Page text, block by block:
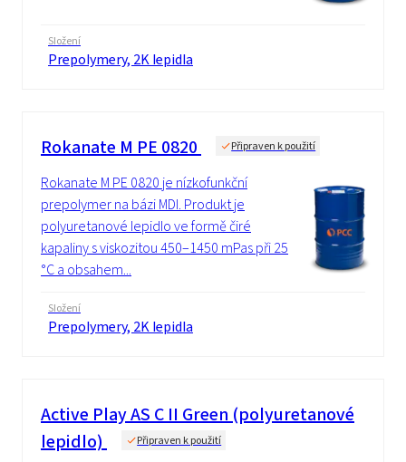
Složení
Prepolymery, 2K lepidla
Rokanate M PE 0820 Připraven k použití
Rokanate M PE 0820 je nízkofunkční
prepolymer na bázi MDI. Produkt je
polyuretanové lepidlo ve formě čiré
kapaliny s viskozitou 450–1450 mPas při 25
°C a obsahem...
Složení
Prepolymery, 2K lepidla
Active Play AS C II Green (polyuretanové
lepidlo)
Připraven k použití